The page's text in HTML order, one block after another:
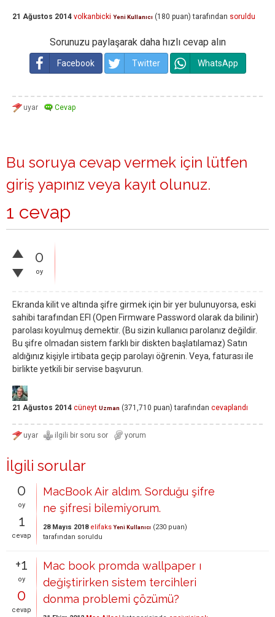
21 Ağustos 2014 volkanbicki Yeni Kullanıcı (180 puan) tarafından soruldu
Sorunuzu paylaşarak daha hızlı cevap alın
Facebook Twitter WhatsApp
Bu soruya cevap vermek için lütfen
giriş yapınız veya kayıt olunuz.
1 cevap
0
oy
Ekranda kilit ve altında şifre girmek için bir yer bulunuyorsa, eski
sahibi tarafından EFI (Open Firmware Password olarak da bilinir)
parolası koyulmuş demektir. (Bu sizin kullanıcı parolanız değildir.
Bu şifre olmadan sistem farklı bir diskten başlatılamaz) Satın
aldığınız kişiyle irtibata geçip parolayı öğrenin. Veya, faturası ile
birlikte yetkili bir servise başvurun.
21 Ağustos 2014 cüneyt Uzman (371,710 puan) tarafından cevaplandı
İlgili sorular
0
oy
1
cevap
MacBook Air aldım. Sorduğu şifre
ne şifresi bilemiyorum.
28 Mayıs 2018 elifaks Yeni Kullanıcı (230 puan)
tarafından soruldu
+1
oy
0
cevap
Mac book promda wallpaper ı
değiştirirken sistem tercihleri
donma problemi çözümü?